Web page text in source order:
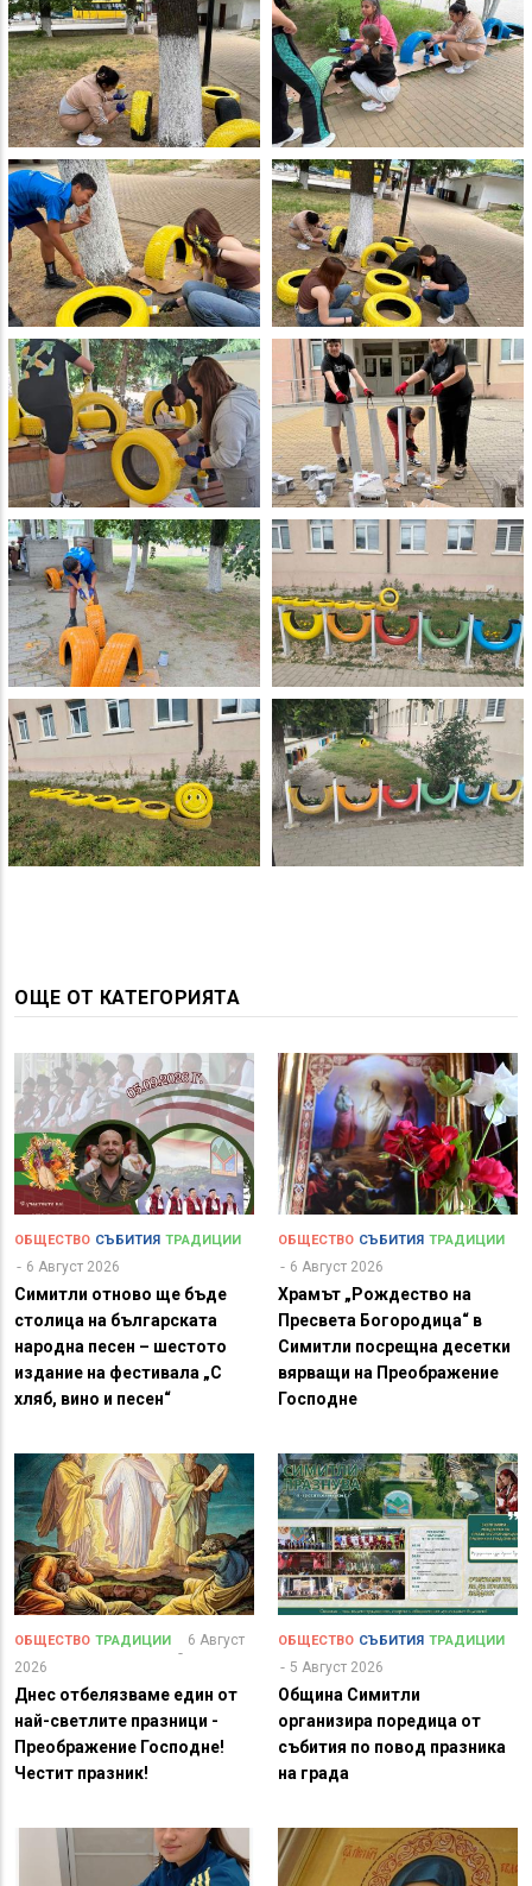
ОЩЕ ОТ КАТЕГОРИЯТА
ОБЩЕСТВО СЪБИТИЯ ТРАДИЦИИ
6 Август 2026
Симитли отново ще бъде
столица на българската
народна песен – шестото
издание на фестивала „С
хляб, вино и песен“
ОБЩЕСТВО СЪБИТИЯ ТРАДИЦИИ
6 Август 2026
Храмът „Рождество на
Пресвета Богородица“ в
Симитли посрещна десетки
вярващи на Преображение
Господне
ОБЩЕСТВО ТРАДИЦИИ
6 Август
2026
Днес отбелязваме един от
най-светлите празници -
Преображение Господне!
Честит празник!
ОБЩЕСТВО СЪБИТИЯ ТРАДИЦИИ
5 Август 2026
Община Симитли
организира поредица от
събития по повод празника
на града